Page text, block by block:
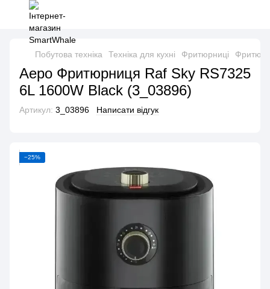
Побутова техніка Техніка для кухні Фритюрниці
Аеро Фритюрниця Raf Sky RS7325
6L 1600W Black (3_03896)
Артикул: 3_03896 Написати відгук
−25%